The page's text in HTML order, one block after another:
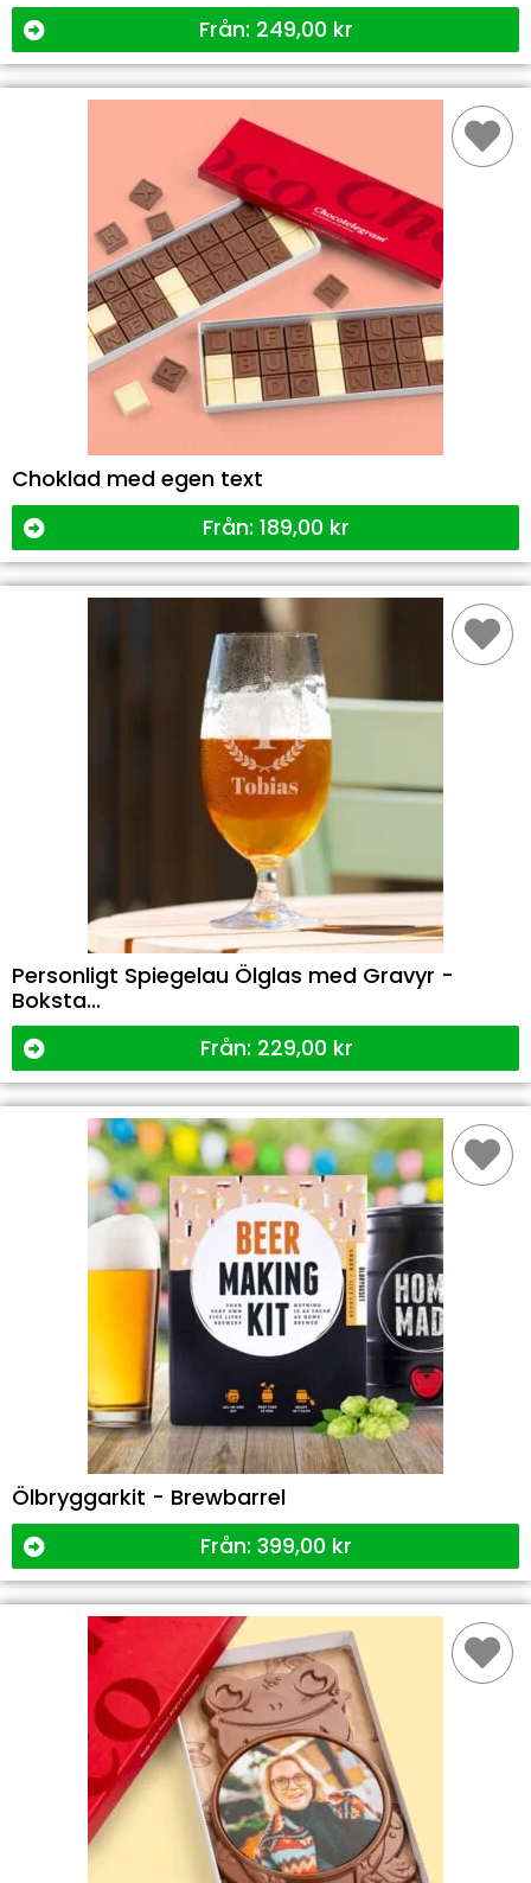
Från: 249,00 kr
Choklad med egen text
Från: 189,00 kr
Personligt Spiegelau Ölglas med Gravyr -
Boksta...
Från: 229,00 kr
Ölbryggarkit - Brewbarrel
Från: 399,00 kr